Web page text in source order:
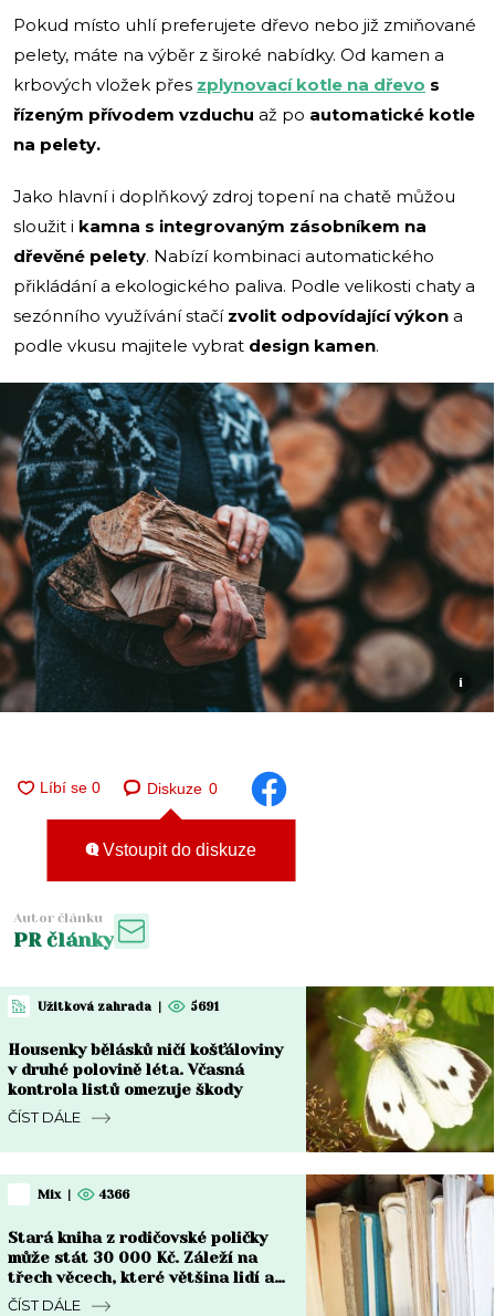
Pokud místo uhlí preferujete dřevo nebo již zmiňované
pelety, máte na výběr z široké nabídky. Od kamen a
krbových vložek přes zplynovací kotle na dřevo s
řízeným přívodem vzduchu až po automatické kotle
na pelety.
Jako hlavní i doplňkový zdroj topení na chatě můžou
sloužit i kamna s integrovaným zásobníkem na
dřevěné pelety. Nabízí kombinaci automatického
přikládání a ekologického paliva. Podle velikosti chaty a
sezónního využívání stačí zvolit odpovídající výkon a
podle vkusu majitele vybrat design kamen.
i
Diskuze 0
Vstoupit do diskuze
Autor článku
PR články
Užitková zahrada | 5691
Housenky bělásků ničí košťáloviny
v druhé polovině léta. Včasná
kontrola listů omezuje škody
ČÍST DÁLE
Mix | 4366
Stará kniha z rodičovské poličky
může stát 30 000 Kč. Záleží na
třech věcech, které většina lidí ani
nekontroluje
ČÍST DÁLE